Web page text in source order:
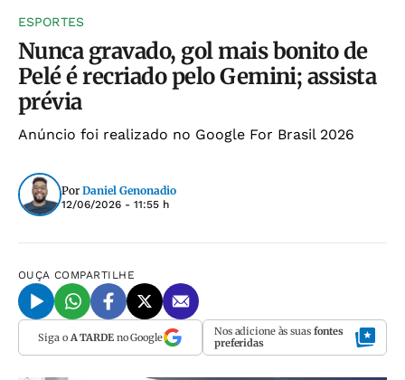
ESPORTES
Nunca gravado, gol mais bonito de
Pelé é recriado pelo Gemini; assista
prévia
Anúncio foi realizado no Google For Brasil 2026
Por Daniel Genonadio
12/06/2026 - 11:55 h
OUÇA COMPARTILHE
Siga o A TARDEno Google Nos adicione às suas fontes
preferidas